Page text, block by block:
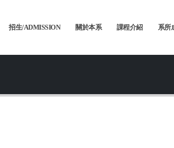
招生/ADMISSION 關於本系 課程介紹 系所